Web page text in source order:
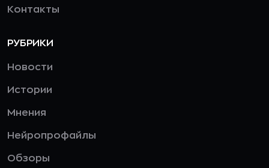
Контакты
РУБРИКИ
Новости
Истории
Мнения
Нейропрофайлы
Обзоры